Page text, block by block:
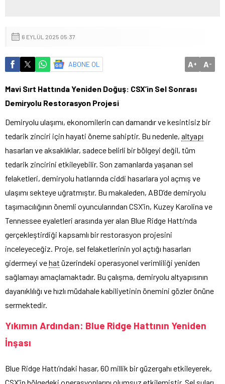
6 EYLÜL 2025 05:37
ABONE OL A+ A-
Mavi Sırt Hattında Yeniden Doğuş: CSX’in Sel Sonrası
Demiryolu Restorasyon Projesi
Demiryolu ulaşımı, ekonomilerin can damarıdır ve kesintisiz bir
tedarik zinciri için hayati öneme sahiptir. Bu nedenle, altyapı
hasarları ve aksaklıklar, sadece belirli bir bölgeyi değil, tüm
tedarik zincirini etkileyebilir. Son zamanlarda yaşanan sel
felaketleri, demiryolu hatlarında ciddi hasarlara yol açmış ve
ulaşımı sekteye uğratmıştır. Bu makaleden, ABD’de demiryolu
taşımacılığının önemli oyuncularından CSX’in, Kuzey Karolina ve
Tennessee eyaletleri arasında yer alan Blue Ridge Hattı’nda
gerçekleştirdiği kapsamlı bir restorasyon projesini
inceleyeceğiz. Proje, sel felaketlerinin yol açtığı hasarları
gidermeyi vehat üzerindeki operasyonel verimliliği yeniden
sağlamayı amaçlamaktadır. Bu çalışma, demiryolu altyapısının
dayanıklılığı ve hızlı müdahale kabiliyetinin önemini gözler önüne
sermektedir.
Yıkımın Ardından: Blue Ridge Hattının Yeniden
İnşası
Blue Ridge Hattı’ndaki hasar, 60 millik bir güzergahı etkileyerek,